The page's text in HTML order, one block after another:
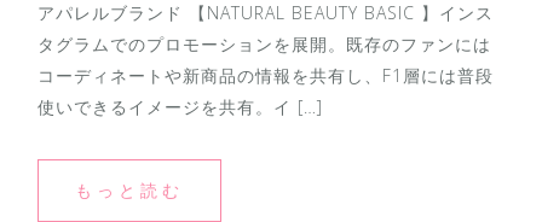
アパレルブランド 【NATURAL BEAUTY BASIC 】インス
タグラムでのプロモーションを展開。既存のファンには
コーディネートや新商品の情報を共有し、F1層には普段
使いできるイメージを共有。イ […]
もっと読む